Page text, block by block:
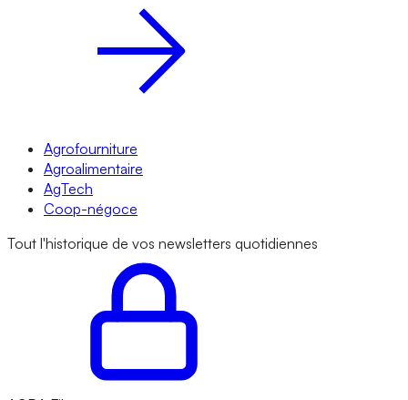
Agrofourniture
Agroalimentaire
AgTech
Coop-négoce
Tout l'historique de vos newsletters quotidiennes